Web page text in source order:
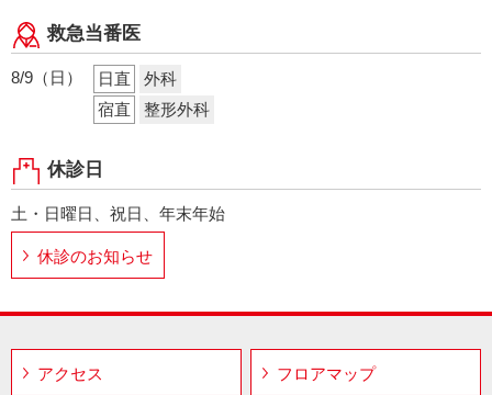
救急当番医
8/9（日） 日直
外科
宿直
整形外科
休診日
土・日曜日、祝日、年末年始
休診のお知らせ
アクセス フロアマップ